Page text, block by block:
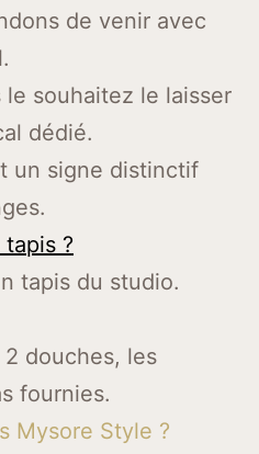
de venir avec
souhaitez le laisser
dédié.
un signe distinctif
?
tapis du studio.
douches, les
fournies.
Mysore Style ?